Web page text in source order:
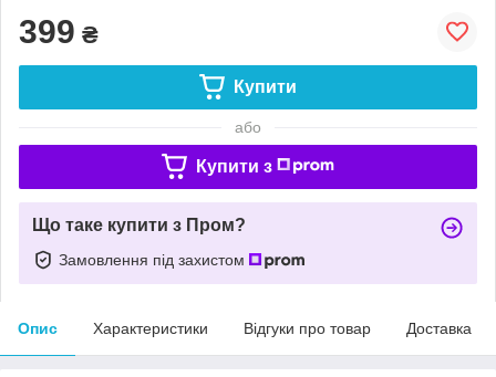
399 ₴
Купити
або
Купити з
Що таке купити з Пром?
Замовлення під захистом
Опис Характеристики Відгуки про товар Доставка